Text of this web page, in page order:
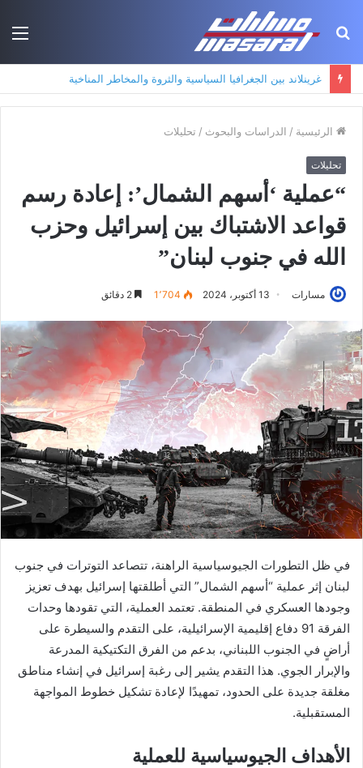
بحث
الرئيسية / الدراسات والبحوث / تحليلات
تحليلات
“عملية ‘أسهم الشمال’: إعادة رسم
قواعد الاشتباك بين إسرائيل وحزب
الله في جنوب لبنان”
مسارات 13 أكتوبر، 2024 1٬704
في ظل التطورات الجيوسياسية الراهنة، تتصاعد التوترات في جنوب
لبنان إثر عملية “أسهم الشمال” التي أطلقتها إسرائيل بهدف تعزيز
وجودها العسكري في المنطقة. تعتمد العملية، التي تقودها وحدات
الفرقة 91 دفاع إقليمية الإسرائيلية، على التقدم والسيطرة على
أراضٍ في الجنوب اللبناني، بدعم من الفرق التكتيكية المدرعة
والإبرار الجوي. هذا التقدم يشير إلى رغبة إسرائيل في إنشاء مناطق
مغلقة جديدة على الحدود، تمهيدًا لإعادة تشكيل خطوط المواجهة
المستقبلية.
الأهداف الجيوسياسية للعملية